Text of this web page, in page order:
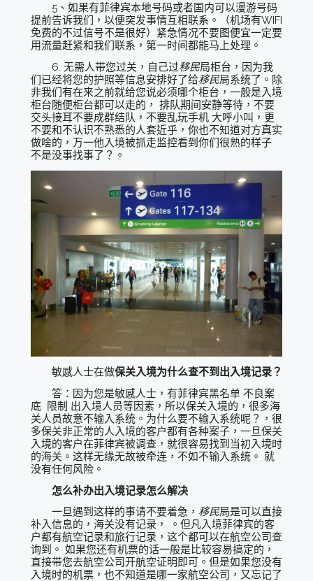
5、如果有菲律宾本地号码或者国内可以漫游号码
提前告诉我们，以便突发事情互相联系。（机场有WIFI
免费的不过信号不是很好）紧急情况不要图便宜一定要
用流量赶紧和我们联系，第一时间都能马上处理。
6. 无需人带您过关，自己过移民局柜台，因为我
们已经将您的护照等信息安排好了给移民局系统了。除
非我们有在来之前就给您说必须哪个柜台，一般是入境
柜台随便柜台都可以走的， 排队期间安静等待，不要
交头接耳不要成群结队，不要乱玩手机 大呼小叫，更
不要和不认识不熟悉的人套近乎，你也不知道对方真实
做啥的，万一他入境被抓走监控看到你们很熟的样子
不是没事找事了？。
敏感人士在做保关入境为什么查不到出入境记录？
答：因为您是敏感人士，有菲律宾黑名单 不良案
底 限制 出入境人员等因素，所以保关入境的，很多海
关人员故意不输入系统。为什么要不输入系统呢？，很
多保关非正常的人入境的客户都有各种案子，一旦保关
入境的客户在菲律宾被调查，就很容易找到当初入境时
的海关。这样无缘无故被牵连，不如不输入系统。 就
没有任何风险。
怎么补办出入境记录怎么解决
一旦遇到这样的事请不要着急， 移民局是可以直接
补入信息的，海关没有记录， 。但凡入境菲律宾的客
户都有航空记录和旅行记录，这个都可以在航空公司查
询到。 如果您还有机票的话一般是比较容易搞定的，
直接带您去航空公司开航空证明即可。但是如果您没有
入境时的机票，也不知道是哪一家航空公司，又忘记了